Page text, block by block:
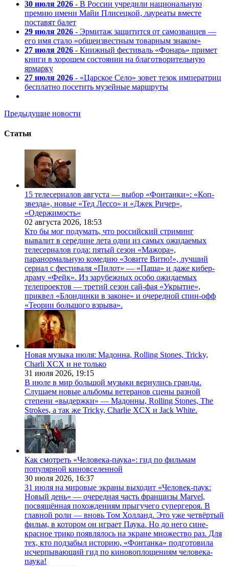
30 июля 2026 - В России учредили национальную
премию имени Майи Плисецкой, лауреаты вместе
поставят балет
29 июля 2026 - Эрмитаж защитится от самозванцев —
его имя стало «общеизвестным товарным знаком»
27 июля 2026 - Книжный фестиваль «Фонарь» примет
книги в хорошем состоянии на благотворительную
ярмарку
27 июля 2026 - «Царское Село» зовет тезок императриц
бесплатно посетить музейные маршруты
Предыдущие новости
Статьи
15 телесериалов августа — выбор «Фонтанки»: «Коп-
звезда», новые «Тед Лессо» и «Джек Ричер»,
«Одержимость»
02 августа 2026, 18:53
Кто бы мог подумать, что российский стриминг
вывалит в середине лета одни из самых ожидаемых
телесериалов года: пятый сезон «Мажора»,
паранормальную комедию «Зовите Витю!», лучший
сериал с фестиваля «Пилот» — «Паша» и даже кибер-
драму «Фейк». Из зарубежных особо ожидаемых
телепроектов — третий сезон сай-фая «Укрытие»,
приквел «Блондинки в законе» и очередной спин-офф
«Теории большого взрыва».
Новая музыка июля: Мадонна, Rolling Stones, Tricky,
Charli XCX и не только
31 июля 2026, 19:15
В июле в мир большой музыки вернулись гранды.
Слушаем новые альбомы ветеранов сцены разной
степени «выдержки» — Мадонны, Rolling Stones, The
Strokes, а так же Tricky, Charlie XCX и Jack White.
Как смотреть «Человека-паука»: гид по фильмам
популярной киновселенной
30 июля 2026, 16:37
31 июля на мировые экраны выходит «Человек-паук:
Новый день» — очередная часть франшизы Marvel,
посвящённая похождениям прыгучего супергероя. В
главной роли — вновь Том Холланд. Это уже четвёртый
фильм, в котором он играет Паука. Но до него сине-
красное трико появлялось на экране множество раз. Для
тех, кто подзабыл историю, «Фонтанка» подготовила
исчерпывающий гид по киновоплощениям человека-
паука!